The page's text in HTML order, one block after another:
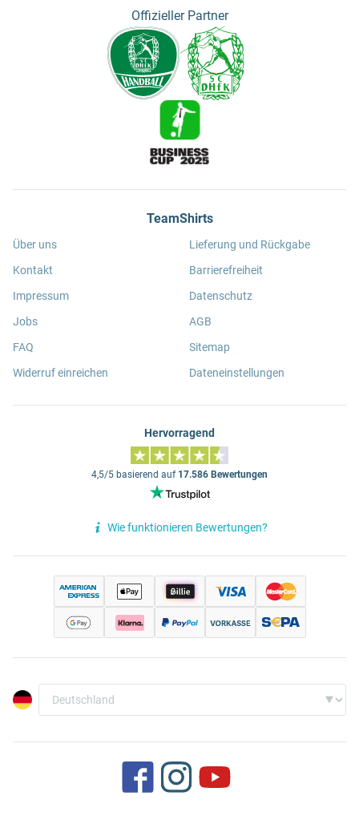
Offizieller Partner
TeamShirts
Über uns
Kontakt
Impressum
Jobs
FAQ
Widerruf einreichen
Lieferung und Rückgabe
Barrierefreiheit
Datenschutz
AGB
Sitemap
Dateneinstellungen
Hervorragend
4,5/5 basierend auf 17.586 Bewertungen
Wie funktionieren Bewertungen?